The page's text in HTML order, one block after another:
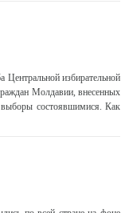
избирательной
Молдавии, внесенных
выборы состоявшимися. Как